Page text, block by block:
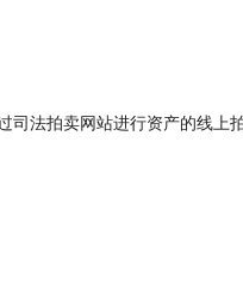
法拍卖网站进行资产的线上